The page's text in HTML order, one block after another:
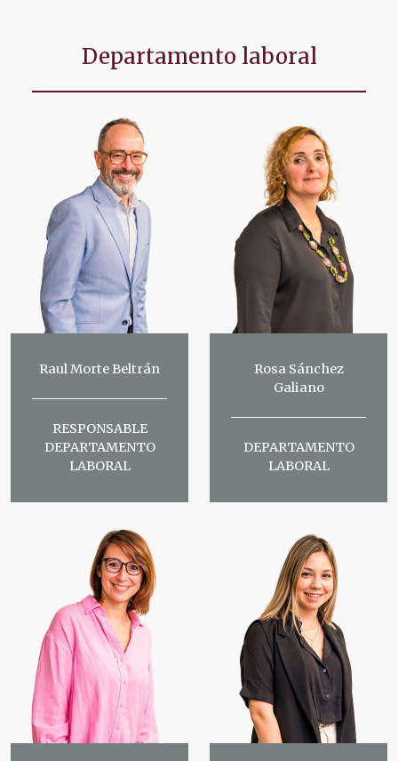
Departamento laboral
Raul Morte Beltrán
RESPONSABLE
DEPARTAMENTO
LABORAL
Rosa Sánchez
Galiano
DEPARTAMENTO
LABORAL